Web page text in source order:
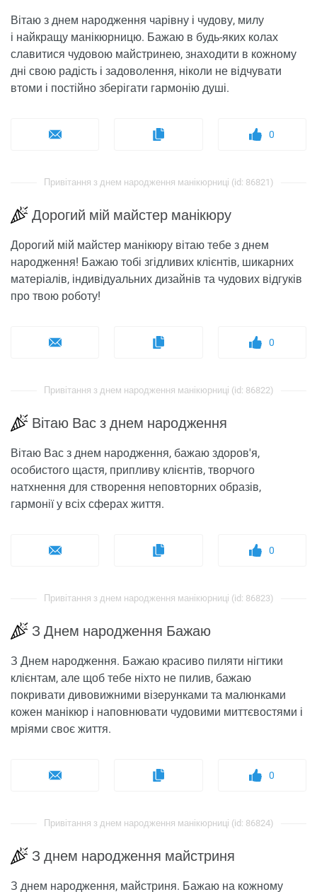
Вітаю з днем народження чарівну і чудову, милу
і найкращу манікюрницю. Бажаю в будь-яких колах
славитися чудовою майстринею, знаходити в кожному
дні свою радість і задоволення, ніколи не відчувати
втоми і постійно зберігати гармонію душі.
0
Привітання з днем ​​народження манікюрниці (id: 86821)
Дорогий мій майстер манікюру
Дорогий мій майстер манікюру вітаю тебе з днем ​​
народження! Бажаю тобі згідливих клієнтів, шикарних
матеріалів, індивідуальних дизайнів та чудових відгуків
про твою роботу!
0
Привітання з днем ​​народження манікюрниці (id: 86822)
Вітаю Вас з днем народження
Вітаю Вас з днем народження, бажаю здоров'я,
особистого щастя, припливу клієнтів, творчого
натхнення для створення неповторних образів,
гармонії у всіх сферах життя.
0
Привітання з днем ​​народження манікюрниці (id: 86823)
З Днем народження Бажаю
З Днем народження. Бажаю красиво пиляти нігтики
клієнтам, але щоб тебе ніхто не пилив, бажаю
покривати дивовижними візерунками та малюнками
кожен манікюр і наповнювати чудовими миттєвостями і
мріями своє життя.
0
Привітання з днем ​​народження манікюрниці (id: 86824)
З днем ​​народження майстриня
З днем ​​народження, майстриня. Бажаю на кожному